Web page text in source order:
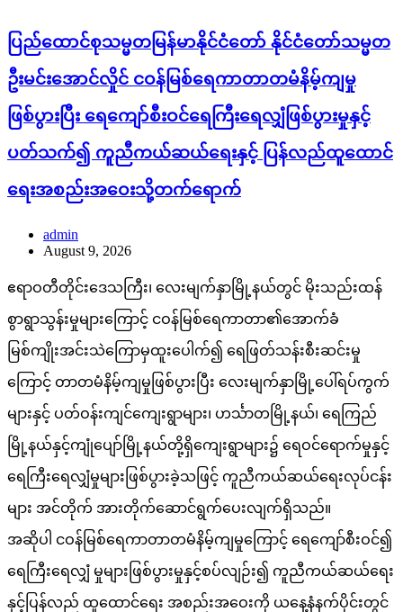
ပြည်ထောင်စုသမ္မတမြန်မာနိုင်ငံတော် နိုင်ငံတော်သမ္မတ
ဦးမင်းအောင်လှိုင် ငဝန်မြစ်ရေကာတာတမံနိမ့်ကျမှု
ဖြစ်ပွားပြီး ရေကျော်စီးဝင်ရေကြီးရေလျှံဖြစ်ပွားမှုနှင့်
ပတ်သက်၍ ကူညီကယ်ဆယ်ရေးနှင့် ပြန်လည်ထူထောင်
ရေးအစည်းအဝေးသို့တက်ရောက်
admin
August 9, 2026
ဧရာဝတီတိုင်းဒေသကြီး၊ လေးမျက်နှာမြို့နယ်တွင် မိုးသည်းထန်
စွာရွာသွန်းမှုများကြောင့် ငဝန်မြစ်ရေကာတာ၏အောက်ခံ
မြစ်ကျိုးအင်းသဲကြောမှထူးပေါက်၍ ရေဖြတ်သန်းစီးဆင်းမှု
ကြောင့် တာတမံနိမ့်ကျမှုဖြစ်ပွားပြီး လေးမျက်နှာမြို့ပေါ်ရပ်ကွက်
များနှင့် ပတ်ဝန်းကျင်ကျေးရွာများ၊ ဟင်္သာတမြို့နယ်၊ ရေကြည်
မြို့နယ်နှင့်ကျုံပျော်မြို့နယ်တို့ရှိကျေးရွာများ၌ ရေဝင်ရောက်မှုနှင့်
ရေကြီးရေလျှံမှုများဖြစ်ပွားခဲ့သဖြင့် ကူညီကယ်ဆယ်ရေးလုပ်ငန်း
များ အင်တိုက် အားတိုက်ဆောင်ရွက်ပေးလျက်ရှိသည်။
အဆိုပါ ငဝန်မြစ်ရေကာတာတမံနိမ့်ကျမှုကြောင့် ရေကျော်စီးဝင်၍
ရေကြီးရေလျှံ မှုများဖြစ်ပွားမှုနှင့်စပ်လျဉ်း၍ ကူညီကယ်ဆယ်ရေး
နှင့်ပြန်လည် ထူထောင်ရေး အစည်းအဝေးကို ယနေ့နံနက်ပိုင်းတွင်